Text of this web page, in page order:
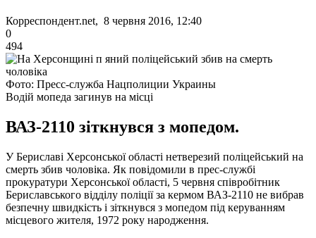
Корреспондент.net, 8 червня 2016, 12:40
0
494
Фото: Пресс-служба Нацполиции Украины
Водій мопеда загинув на місці
ВАЗ-2110 зіткнувся з мопедом.
У Бериславі Херсонської області нетверезий поліцейський на
смерть збив чоловіка. Як повідомили в прес-службі
прокуратури Херсонської області, 5 червня співробітник
Бериславського відділу поліції за кермом ВАЗ-2110 не вибрав
безпечну швидкість і зіткнувся з мопедом під керуванням
місцевого жителя, 1972 року народження.